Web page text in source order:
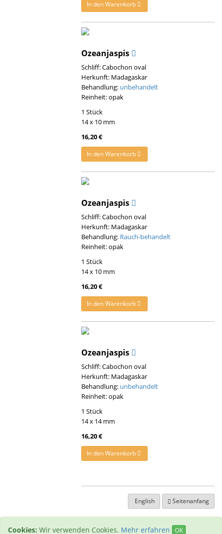
In den Warenkorb
Ozeanjaspis
Schliff: Cabochon oval
Herkunft: Madagaskar
Behandlung: unbehandelt
Reinheit: opak
1 Stück
14 x 10 mm
16,20 €
In den Warenkorb
Ozeanjaspis
Schliff: Cabochon oval
Herkunft: Madagaskar
Behandlung: Rauch-behandelt
Reinheit: opak
1 Stück
14 x 10 mm
16,20 €
In den Warenkorb
Ozeanjaspis
Schliff: Cabochon oval
Herkunft: Madagaskar
Behandlung: unbehandelt
Reinheit: opak
1 Stück
14 x 14 mm
16,20 €
In den Warenkorb
English Seitenanfang
Cookies: Wir verwenden Cookies. Mehr erfahren OK